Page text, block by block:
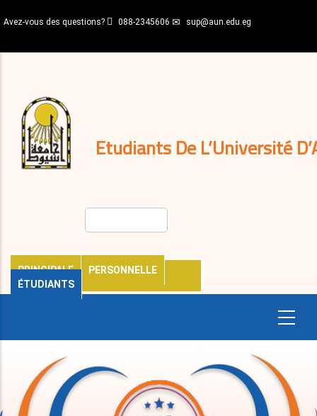
au
principal
Avez-vous des questions? 088-2345606 sup@aun.edu.eg
Etudiants De L’Université
PRINCIPALE
PERSONNELLE
ÉTUDIANTS
décisions
Expatriés
Journal